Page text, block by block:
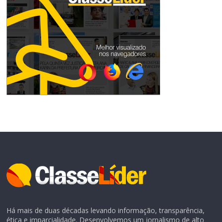
Há mais de duas décadas levando informação, transparência,
ética e imparcialidade. Desenvolvemos um jornalismo de alto